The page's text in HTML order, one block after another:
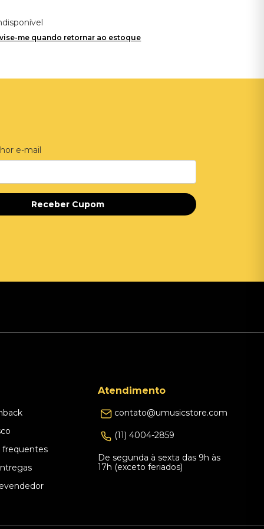
me quando retornar ao estoque
e-mail
Receber Cupom
frequentes
Atendimento
contato@umusicstore.com
(11) 4004-2859
De segunda à sexta das 9h às
17h (exceto feriados)